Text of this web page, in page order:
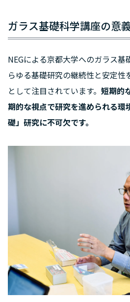
ガラス基礎科学講座の意
NEGによる京都大学へのガラス
らゆる基礎研究の継続性と安定性
として注目されています。 短期的
期的な視点で研究を進められる環
礎」研究に不可欠です。